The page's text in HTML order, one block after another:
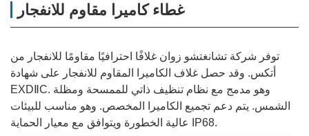
غطاء كاميرا مقاوم للانفجار
توفر شركة تشانغتشو زوان غلافًا احترافيًا مقاومًا للانفجار من
أتكس. وقد حصل غلاف الكاميرا المقاوم للانفجار على شهادة
EXDⅡC. وهو مدمج مع نظام تنظيف ذاتي للممسحة ومظلة
الشمس. يتم دعم تجميع الكاميرا المخصص. وهو مناسب للبيئات
عالية الخطورة ويتوافق مع معيار الحماية IP68.